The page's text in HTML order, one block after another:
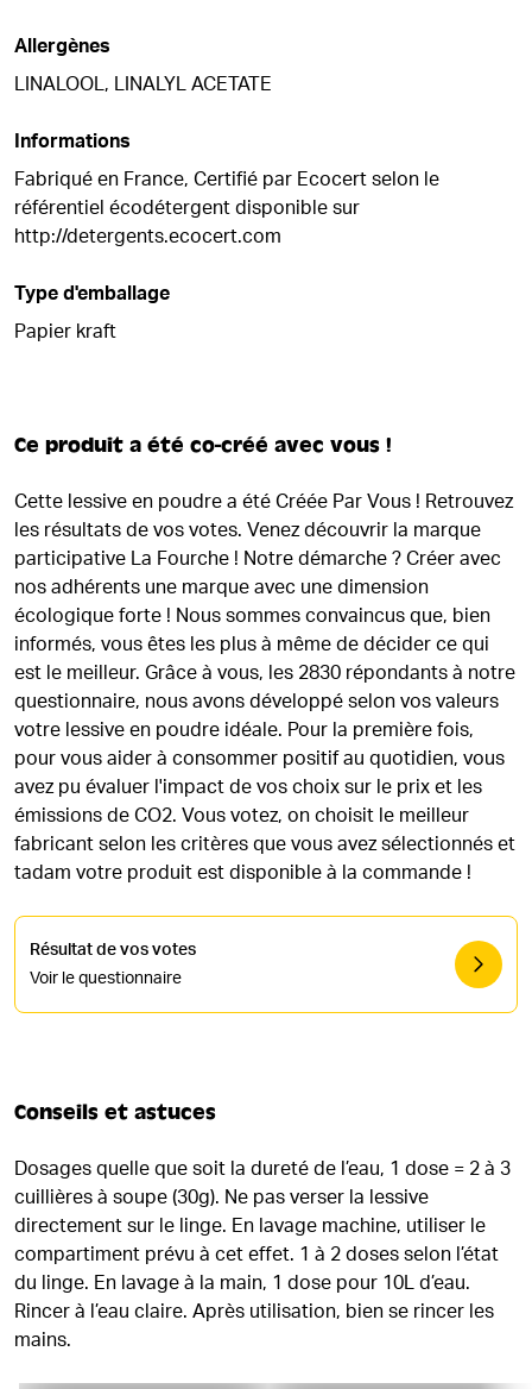
Allergènes
LINALOOL, LINALYL ACETATE
Informations
Fabriqué en France, Certifié par Ecocert selon le
référentiel écodétergent disponible sur
http://detergents.ecocert.com
Type d'emballage
Papier kraft
Ce produit a été co-créé avec vous !
Cette lessive en poudre a été Créée Par Vous ! Retrouvez
les résultats de vos votes. Venez découvrir la marque
participative La Fourche ! Notre démarche ? Créer avec
nos adhérents une marque avec une dimension
écologique forte ! Nous sommes convaincus que, bien
informés, vous êtes les plus à même de décider ce qui
est le meilleur. Grâce à vous, les 2830 répondants à notre
questionnaire, nous avons développé selon vos valeurs
votre lessive en poudre idéale. Pour la première fois,
pour vous aider à consommer positif au quotidien, vous
avez pu évaluer l'impact de vos choix sur le prix et les
émissions de CO2. Vous votez, on choisit le meilleur
fabricant selon les critères que vous avez sélectionnés et
tadam votre produit est disponible à la commande !
Résultat de vos votes
Voir le questionnaire
Conseils et astuces
Dosages quelle que soit la dureté de l’eau, 1 dose = 2 à 3
cuillières à soupe (30g). Ne pas verser la lessive
directement sur le linge. En lavage machine, utiliser le
compartiment prévu à cet effet. 1 à 2 doses selon l’état
du linge. En lavage à la main, 1 dose pour 10L d’eau.
Rincer à l’eau claire. Après utilisation, bien se rincer les
mains.